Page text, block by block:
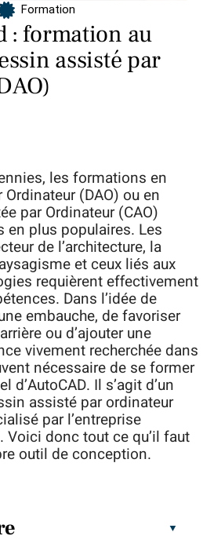
Formation
: formation au
assisté par
les formations en
(DAO) ou en
par Ordinateur (CAO)
en plus populaires. Les
de l’architecture, la
et ceux liés aux
requièrent effectivement
Dans l’idée de
embauche, de favoriser
ou d’ajouter une
vivement recherchée dans
nécessaire de se former
d’AutoCAD. Il s’agit d’un
assisté par ordinateur
par l’entreprise
Voici donc tout ce qu’il faut
outil de conception.